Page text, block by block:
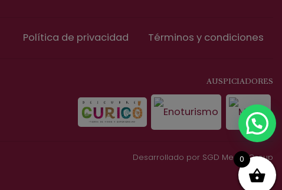
Política de privacidad Términos y condiciones
AUSPICIADORES
Desarrollado por SGD Media Group
0